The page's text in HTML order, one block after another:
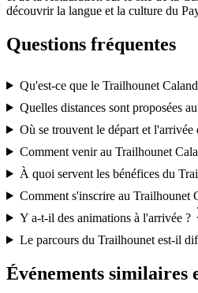
découvrir la langue et la culture du
Questions fréquentes
Qu'est-ce que le Trailhounet
Quelles distances sont proposées
Où se trouvent le départ et l'arrivée
Comment venir au Trailhounet
À quoi servent les bénéfices du
Comment s'inscrire au Trailhounet
Y a-t-il des animations à l'arrivée ?
Le parcours du Trailhounet est-il
Événements similaires